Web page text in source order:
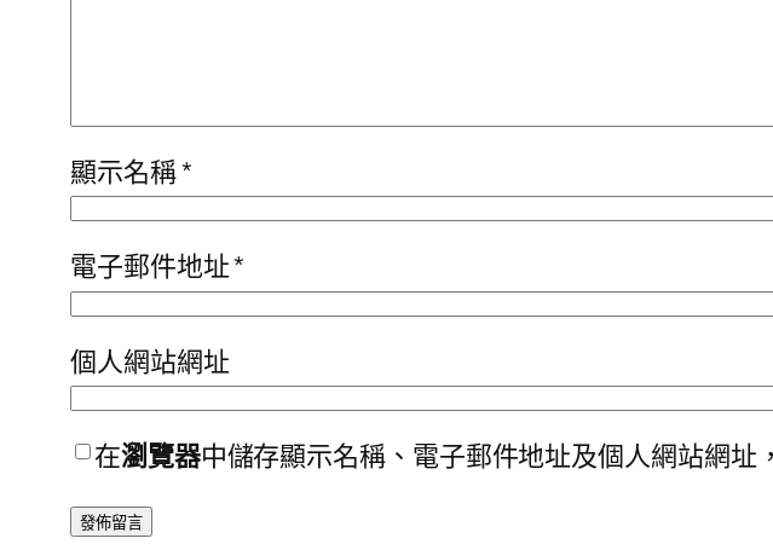
顯示名稱*
電子郵件地址*
個人網站網址
在瀏覽器中儲存顯示名稱、電子郵件地址及個人網站網址